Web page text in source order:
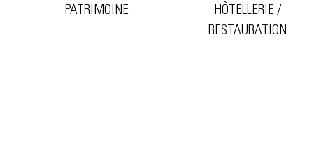
PATRIMOINE
HÔTELLERIE /
RESTAURATION